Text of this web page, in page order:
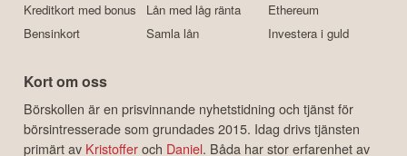
Kreditkort med bonus
Bensinkort
Lån med låg ränta
Samla lån
Ethereum
Investera i guld
Kort om oss
Börskollen är en prisvinnande nyhetstidning och tjänst för
börsintresserade som grundades 2015. Idag drivs tjänsten
primärt av Kristofferoch Daniel. Båda har stor erfarenhet av